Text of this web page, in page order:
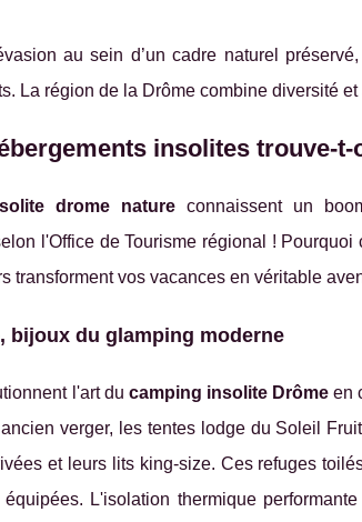
au sein d’un cadre naturel
La région de la Drôme combine diversité
insolites trouve-t-
drome nature connaissent un
l'Office de Tourisme régional !
transforment vos vacances en véritable
bijoux du glamping moderne
l'art du camping insolite Drôme en
verger, les tentes lodge du Soleil
et leurs lits king-size. Ces refuges
L'isolation thermique